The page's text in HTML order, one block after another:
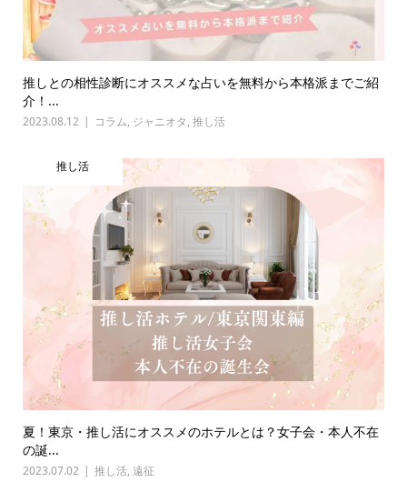
推しとの相性診断にオススメな占いを無料から本格派までご紹
介！...
2023.08.12 コラム, ジャニオタ, 推し活
推し活
夏！東京・推し活にオススメのホテルとは？女子会・本人不在
の誕...
2023.07.02 推し活, 遠征